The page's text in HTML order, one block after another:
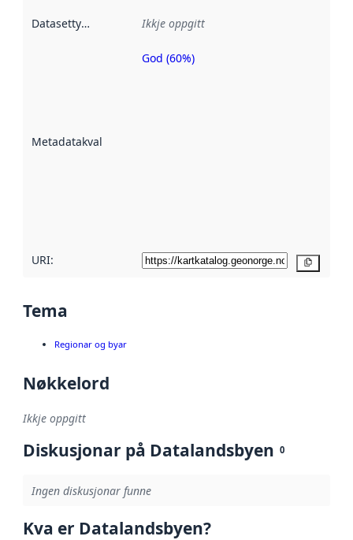
Datasettype Ikkje oppgitt
Metadatakvalitet
Metadatakvalitet
God (60%)
URI:
Tema
Regionar og byar
Nøkkelord
Ikkje oppgitt
Diskusjonar på Datalandsbyen 0
Ingen diskusjonar funne
Kva er Datalandsbyen?